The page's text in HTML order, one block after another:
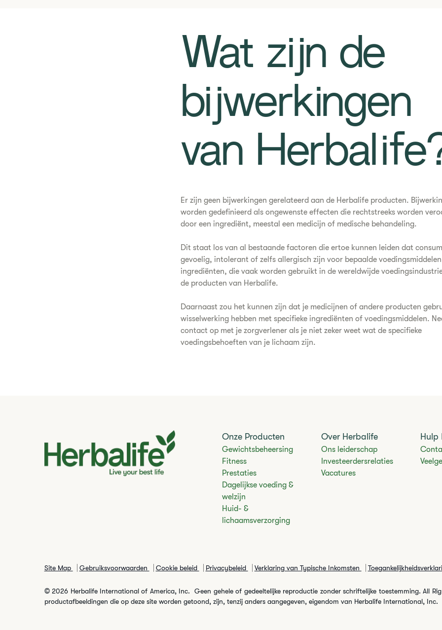
​​Wat zijn de
bijwerkingen
van
Er zijn geen bijwerkingen gerelateerd aan de Herbalife producten.
worden gedefinieerd als ongewenste effecten die rechtstreeks worden
door een ingrediënt, meestal een medicijn of medische behandeling.
Dit staat los van al bestaande factoren die ertoe kunnen leiden dat
gevoelig, intolerant of zelfs allergisch zijn voor bepaalde
ingrediënten, die vaak worden gebruikt in de wereldwijde
de producten van Herbalife.
Daarnaast zou het kunnen zijn dat je medicijnen of andere producten
wisselwerking hebben met specifieke ingrediënten of voedingsmiddelen.
contact op met je zorgverlener als je niet zeker weet wat de specifieke
voedingsbehoeften van je lichaam zijn.
Onze Producten
Gewichtsbeheersing
Fitness
Prestaties
Dagelijkse voeding &
welzijn
Huid- &
lichaamsverzorging
Over Herbalife
Ons leiderschap
Investeerdersrelaties
Vacatures
Hulp
Site Map Gebruiksvoorwaarden Cookie beleid Privacybeleid Verklaring van Typische Inkomsten
© 2026 Herbalife International of America, Inc. Geen gehele of gedeeltelijke reproductie zonder schriftelijke toestemming. All
productafbeeldingen die op deze site worden getoond, zijn, tenzij anders aangegeven, eigendom van Herbalife International, Inc.